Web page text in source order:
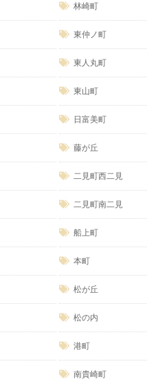
林崎町
東仲ノ町
東人丸町
東山町
日富美町
藤が丘
二見町西二見
二見町南二見
船上町
本町
松が丘
松の内
港町
南貴崎町